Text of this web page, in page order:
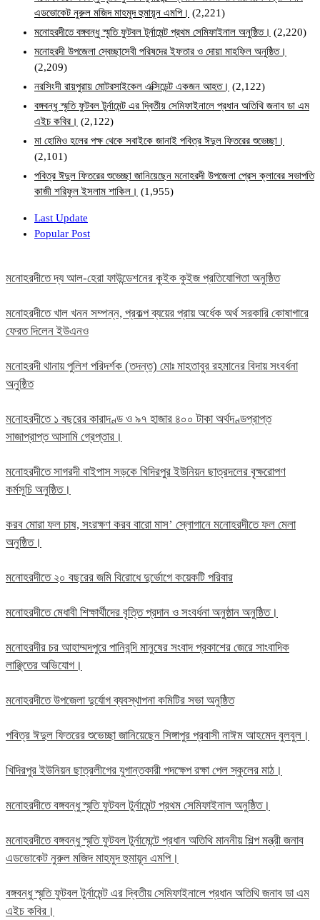
এডভোকেট নুরুল মজিদ মাহমুদ হুমায়ূন এমপি। (2,221)
মনোহরদীতে বঙ্গবন্ধু স্মৃতি ফুটবল টুর্নামেন্ট প্রথম সেমিফাইনাল অনুষ্ঠিত। (2,220)
মনোহরদী উপজেলা স্বেচ্ছাসেবী পরিষদের ইফতার ও দোয়া মাহফিল অনুষ্ঠিত।
(2,209)
নরসিংদী রায়পুরায় মোটরসাইকেল এক্সিডেন্ট একজন আহত। (2,122)
বঙ্গবন্ধু স্মৃতি ফুটবল টুর্নামেন্ট এর দ্বিতীয় সেমিফাইনালে প্রধান অতিথি জনাব ডা এম
এইচ কবির। (2,122)
মা হোমিও হলের পক্ষ থেকে সবাইকে জানাই পবিত্র ঈদুল ফিতরের শুভেচ্ছা।
(2,101)
পবিত্র ঈদুল ফিতরের শুভেচ্ছা জানিয়েছেন মনোহরদী উপজেলা প্রেস ক্লাবের সভাপতি
কাজী শরিফুল ইসলাম শাকিল। (1,955)
Last Update
Popular Post
মনোহরদীতে দ্য আল-হেরা ফাউন্ডেশনের কুইক কুইজ প্রতিযোগিতা অনুষ্ঠিত
মনোহরদীতে খাল খনন সম্পন্ন, প্রকল্প ব্যয়ের প্রায় অর্ধেক অর্থ সরকারি কোষাগারে
ফেরত দিলেন ইউএনও
মনোহরদী থানায় পুলিশ পরিদর্শক (তদন্ত) মোঃ মাহতাবুর রহমানের বিদায় সংবর্ধনা
অনুষ্ঠিত
মনোহরদীতে ১ বছরের কারাদণ্ড ও ৯৭ হাজার ৪০০ টাকা অর্থদণ্ডপ্রাপ্ত
সাজাপ্রাপ্ত আসামি গ্রেপ্তার।
মনোহরদীতে সাগরদী বাইপাস সড়কে খিদিরপুর ইউনিয়ন ছাত্রদলের বৃক্ষরোপণ
কর্মসূচি অনুষ্ঠিত।
করব মোরা ফল চাষ, সংরক্ষণ করব বারো মাস’ স্লোগানে মনোহরদীতে ফল মেলা
অনুষ্ঠিত।
মনোহরদীতে ২০ বছরের জমি বিরোধে দুর্ভোগে কয়েকটি পরিবার
মনোহরদীতে মেধাবী শিক্ষার্থীদের বৃত্তি প্রদান ও সংবর্ধনা অনুষ্ঠান অনুষ্ঠিত।
মনোহরদীর চর আহাম্মদপুরে পানিবন্দি মানুষের সংবাদ প্রকাশের জেরে সাংবাদিক
লাঞ্ছিতের অভিযোগ।
মনোহরদীতে উপজেলা দুর্যোগ ব্যবস্থাপনা কমিটির সভা অনুষ্ঠিত
পবিত্র ঈদুল ফিতরের শুভেচ্ছা জানিয়েছেন সিঙ্গাপুর প্রবাসী নাঈম আহমেদ বুলবুল।
খিদিরপুর ইউনিয়ন ছাত্রলীগের যুগান্তকারী পদক্ষেপ রক্ষা পেল স্কুলের মাঠ।
মনোহরদীতে বঙ্গবন্ধু স্মৃতি ফুটবল টুর্নামেন্ট প্রথম সেমিফাইনাল অনুষ্ঠিত।
মনোহরদীতে বঙ্গবন্ধু স্মৃতি ফুটবল টুর্নামেন্টে প্রধান অতিথি মাননীয় শিল্প মন্ত্রী জনাব
এডভোকেট নুরুল মজিদ মাহমুদ হুমায়ূন এমপি।
বঙ্গবন্ধু স্মৃতি ফুটবল টুর্নামেন্ট এর দ্বিতীয় সেমিফাইনালে প্রধান অতিথি জনাব ডা এম
এইচ কবির।